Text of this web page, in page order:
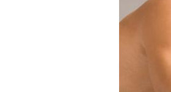
t-il